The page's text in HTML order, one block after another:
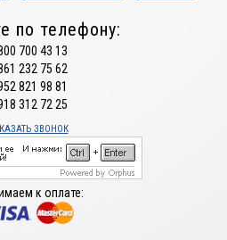
по телефону:
700 43 13
232 75 62
821 98 81
312 72 25
ЗВОНОК
к оплате: